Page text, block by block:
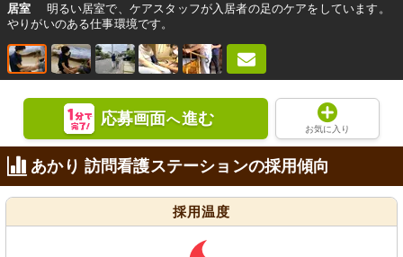
居室
明るい居室で、ケアスタッフが入居者の足のケアをしています。
やりがいのある仕事環境です。
応募画面へ進む
お気に入り
あかり 訪問看護ステーションの採用傾向
採用温度